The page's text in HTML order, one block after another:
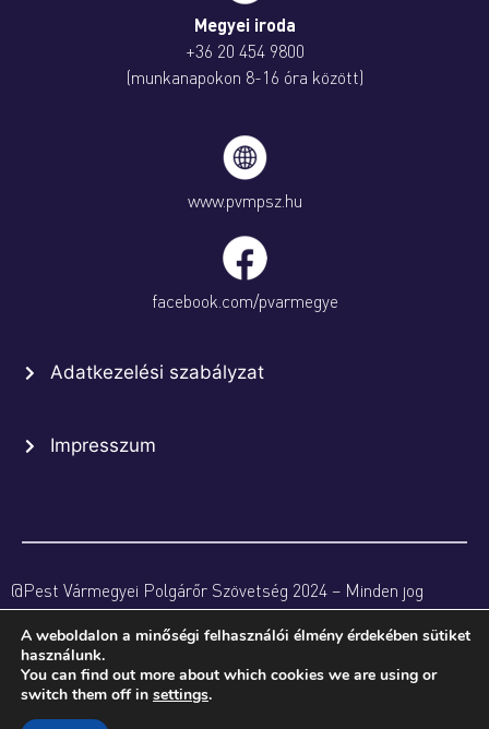
Megyei iroda
+36 20 454 9800
(munkanapokon 8-16 óra között)
www.pvmpsz.hu
facebook.com/pvarmegye
Adatkezelési szabályzat
Impresszum
@Pest Vármegyei Polgárőr Szövetség 2024 – Minden jog
fenntartva
A weboldalon a minőségi felhasználói élmény érdekében sütiket
használunk.
You can find out more about which cookies we are using or
switch them off in settings.